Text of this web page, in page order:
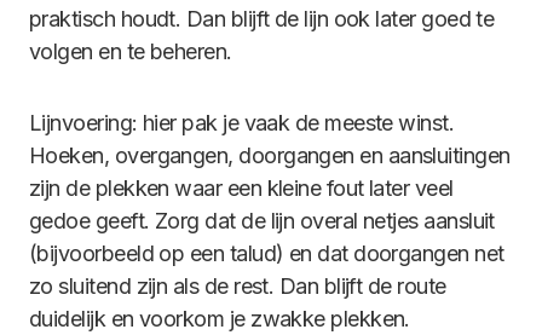
praktisch houdt. Dan blijft de lijn ook later goed te
volgen en te beheren.
Lijnvoering: hier pak je vaak de meeste winst.
Hoeken, overgangen, doorgangen en aansluitingen
zijn de plekken waar een kleine fout later veel
gedoe geeft. Zorg dat de lijn overal netjes aansluit
(bijvoorbeeld op een talud) en dat doorgangen net
zo sluitend zijn als de rest. Dan blijft de route
duidelijk en voorkom je zwakke plekken.